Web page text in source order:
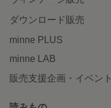
ダウンロード販売
minne PLUS
minne LAB
販売支援企画・イベント